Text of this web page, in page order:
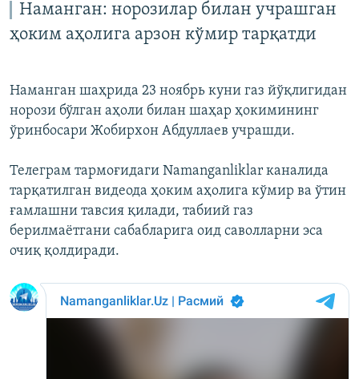
Наманган: норозилар билан учрашган
ҳоким аҳолига арзон кўмир тарқатди
Наманган шаҳрида 23 ноябрь куни газ йўқлигидан
норози бўлган аҳоли билан шаҳар ҳокимининг
ўринбосари Жобирхон Абдуллаев учрашди.
Телеграм тармоғидаги Namanganliklar каналида
тарқатилган видеода ҳоким аҳолига кўмир ва ўтин
ғамлашни тавсия қилади, табиий газ
берилмаётгани сабабларига оид саволларни эса
очиқ қолдиради.